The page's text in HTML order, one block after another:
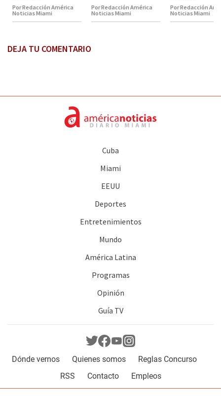
Por Redacción América
Noticias Miami
Por Redacción América
Noticias Miami
Por Redacción
Noticias Miami
DEJA TU COMENTARIO
Cuba
Miami
EEUU
Deportes
Entretenimientos
Mundo
América Latina
Programas
Opinión
Guía TV
Dónde vernos Quienes somos
Reglas Concurso
RSS
Contacto Empleos